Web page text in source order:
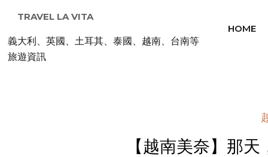
TRAVEL LA VITA
義大利、英國、土耳其、泰國、越南、台南等
旅遊資訊
HOME
【越南美奈】那